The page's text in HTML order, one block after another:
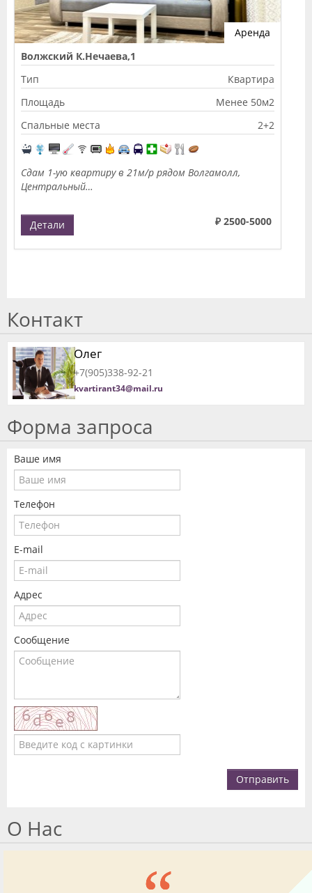
Аренда
Волжский К.Нечаева,1
Тип
Квартира
Площадь
Менее 50м2
Спальные места
2+2
Сдам 1-ую квартиру в 21м/р рядом Волгамолл,
Центральный…
₽ 2500-5000
Детали
Контакт
Олег
+7(905)338-92-21
kvartirant34@mail.ru
Форма запроса
Ваше имя
Телефон
E-mail
Адрес
Сообщение
Отправить
О Нас